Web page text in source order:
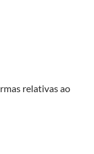
relativas ao